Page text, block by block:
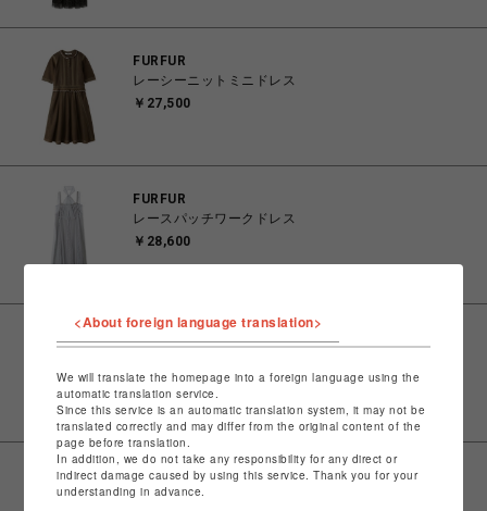
FURFUR
レーシーニットミニドレス
￥27,500
FURFUR
レースパッチワークドレス
￥28,600
￥28,600
FURFUR
リボンビジューミニドレス
<About foreign language translation>
We will translate the homepage into a foreign language using the
automatic translation service.
Since this service is an automatic translation system, it may not be
translated correctly and may differ from the original content of the
page before translation.
In addition, we do not take any responsibility for any direct or
indirect damage caused by using this service. Thank you for your
understanding in advance.